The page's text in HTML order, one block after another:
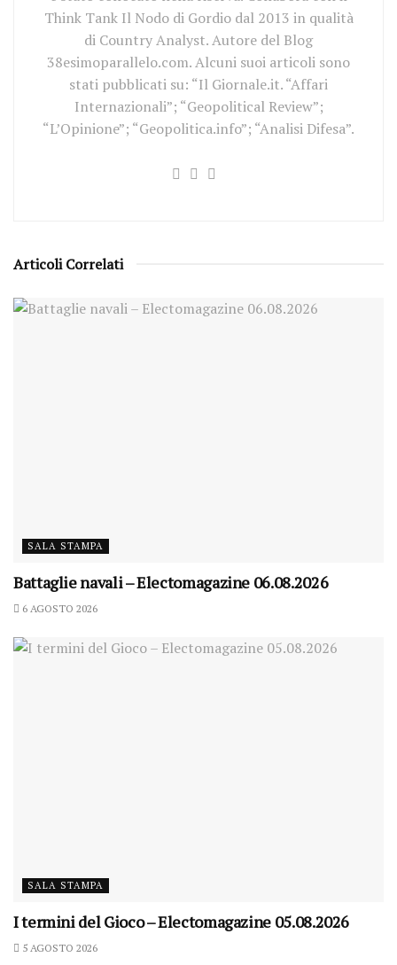
Think Tank Il Nodo di Gordio dal 2013 in qualità
di Country Analyst. Autore del Blog
38esimoparallelo.com. Alcuni suoi articoli sono
stati pubblicati su: “Il Giornale.it. “Affari
Internazionali”; “Geopolitical Review”;
“L’Opinione”; “Geopolitica.info”; “Analisi Difesa”.
Articoli Correlati
SALA STAMPA
Battaglie navali – Electomagazine 06.08.2026
6 AGOSTO 2026
SALA STAMPA
I termini del Gioco – Electomagazine 05.08.2026
5 AGOSTO 2026